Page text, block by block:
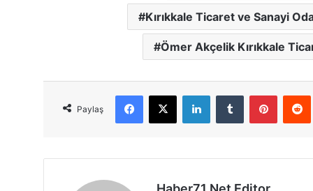
Kırıkkale Ticaret ve Sanayi
Ömer Akçelik Kırıkkale
Paylaş